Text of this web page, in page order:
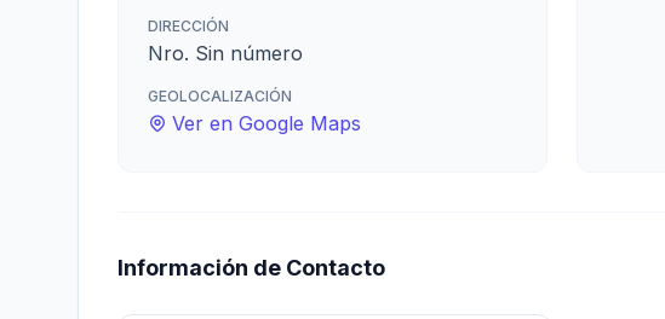
DIRECCIÓN
Nro. Sin número
GEOLOCALIZACIÓN
Ver en Google Maps
Información de Contacto